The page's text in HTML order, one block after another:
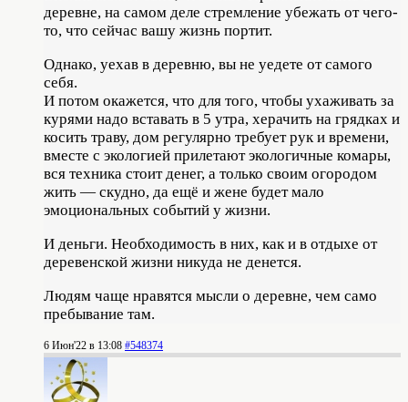
деревне, на самом деле стремление убежать от чего-
то, что сейчас вашу жизнь портит.
Однако, уехав в деревню, вы не уедете от самого
себя.
И потом окажется, что для того, чтобы ухаживать за
курями надо вставать в 5 утра, херачить на грядках и
косить траву, дом регулярно требует рук и времени,
вместе с экологией прилетают экологичные комары,
вся техника стоит денег, а только своим огородом
жить — скудно, да ещё и жене будет мало
эмоциональных событий у жизни.
И деньги. Необходимость в них, как и в отдыхе от
деревенской жизни никуда не денется.
Людям чаще нравятся мысли о деревне, чем само
пребывание там.
6 Июн'22 в 13:08 #548374